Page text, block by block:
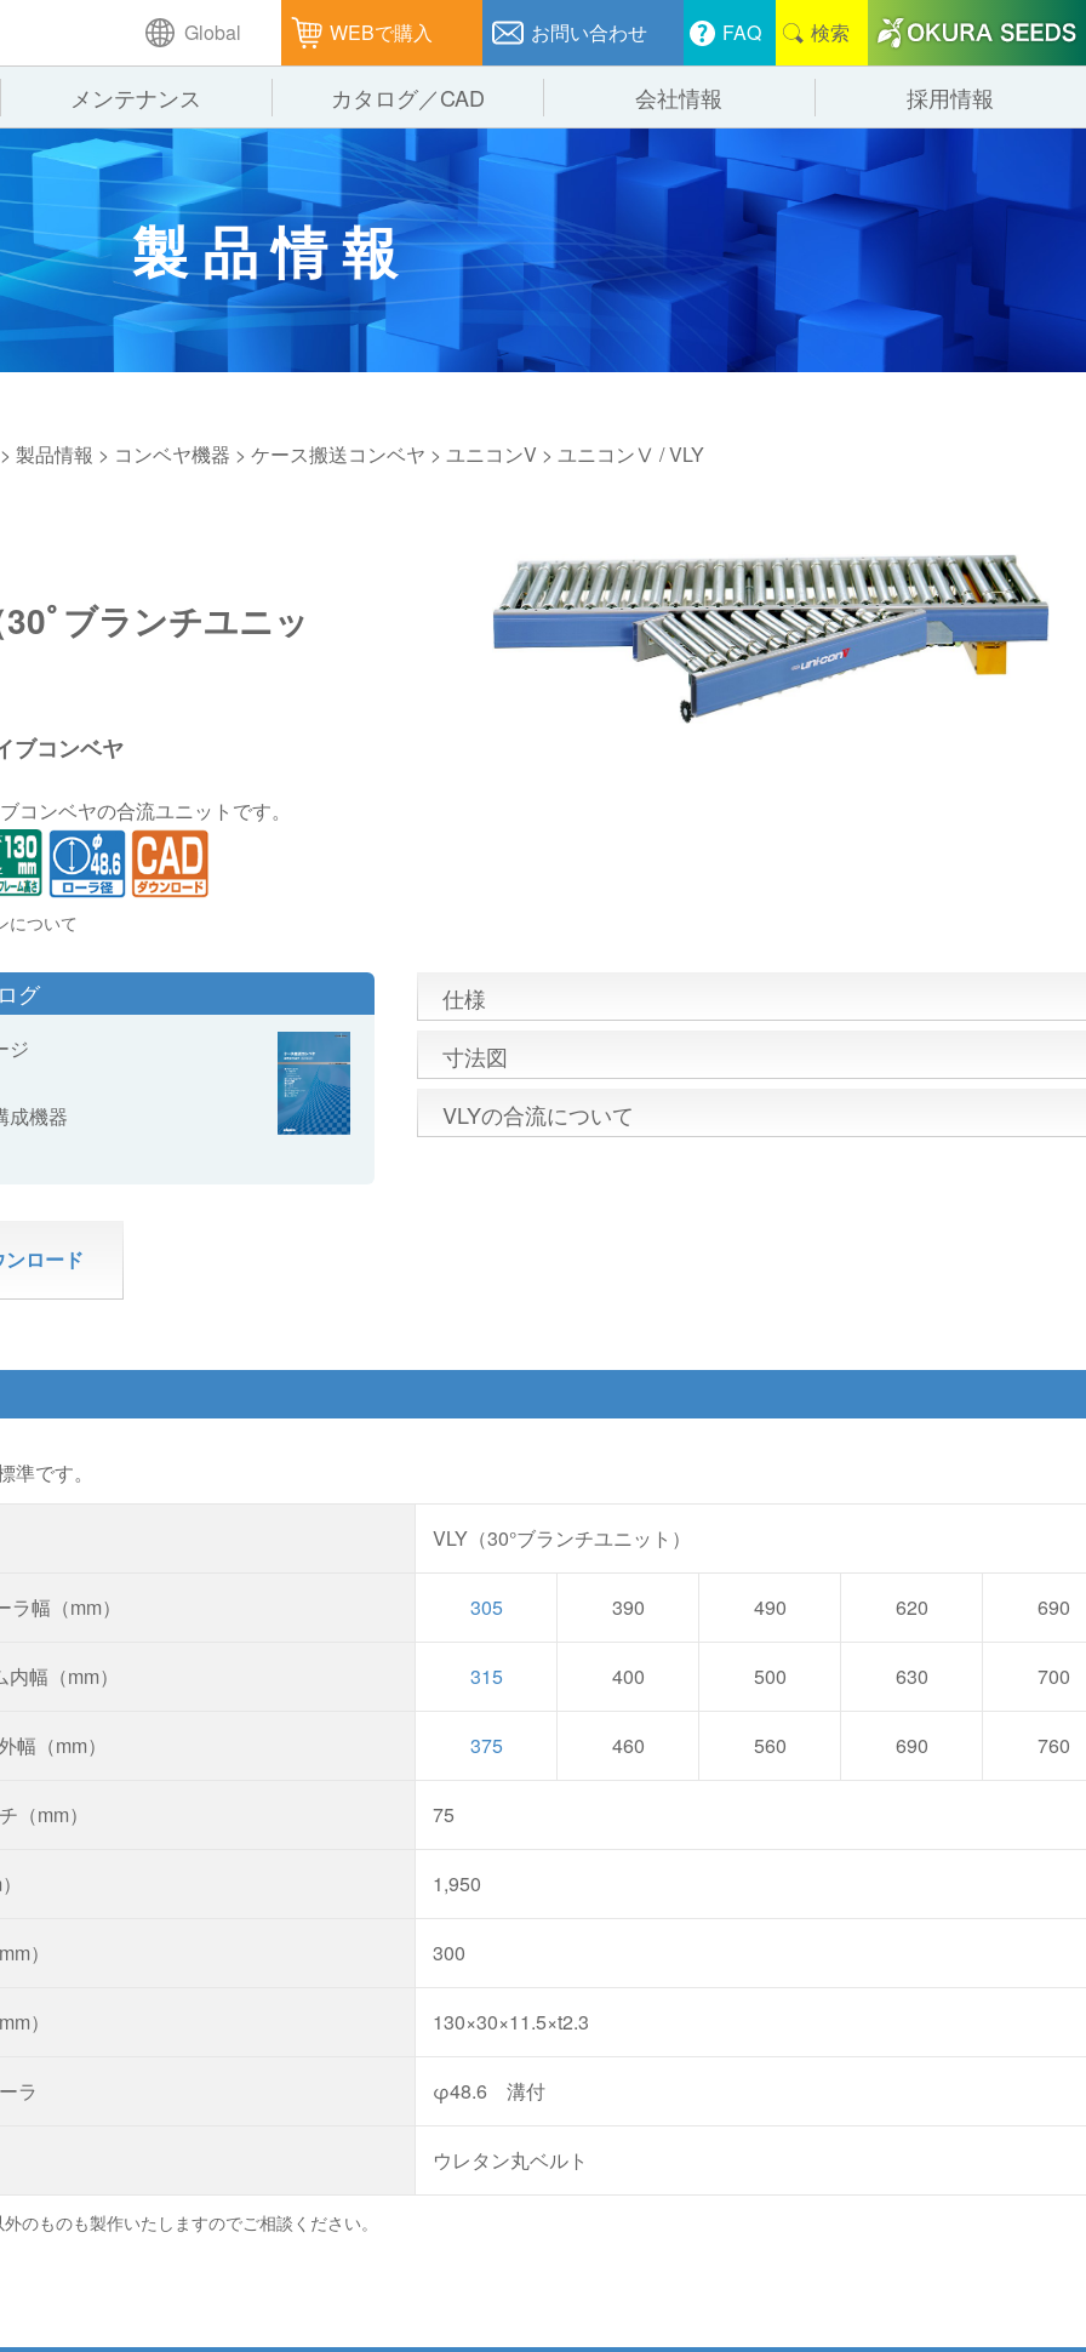
Global WEBで購入 お問い合わせ FAQ 検索
GTPシステム 仕分けシステム
ピッキングシステム 保管システム
パレタイズ・デパレタイズシステム バンニング・デバンニングシステム
製造 物流
通販 食品
メンテナンス カタログ／CAD 会社情報
企業理念 会社概要
オークラグループ 事業紹介
オークラの取組み
採用情報
製品情報
製品情報 > コンベヤ機器 > ケース搬送コンベヤ > ユニコンV > ユニコンⅤ / VLY
ﾟブランチユニッ
ブコンベヤ
コンベヤの合流ユニットです。
について
グ
ジ
成機器
ロード
仕様
寸法図
VLYの合流について
準です。
VLY（30°ブランチユニット）
幅（mm） 305 390 490 620 690
幅（mm） 315 400 500 630 700
幅（mm） 375 460 560 690 760
（mm） 75
1,950
） 300
） 130×30×11.5×t2.3
ラ φ48.6 溝付
ウレタン丸ベルト
のものも製作いたしますのでご相談ください。